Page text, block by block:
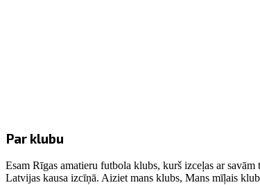
Par klubu
Esam Rīgas amatieru futbola klubs, kurš izceļas ar
Latvijas kausa izcīņā. Aiziet mans klubs, Mans mīļais